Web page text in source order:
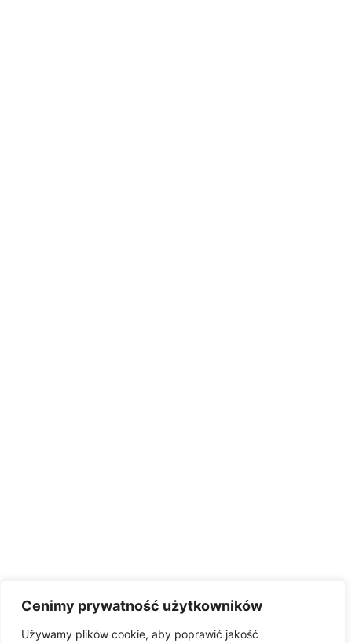
Cenimy prywatność użytkowników
Używamy plików cookie, aby poprawić jakość